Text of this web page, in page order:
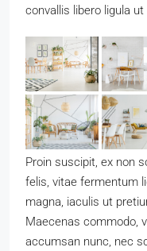
convallis libero ligula ut
Proin suscipit, ex non
felis, vitae fermentum
magna, iaculis ut
Maecenas commodo,
accumsan nunc, nec